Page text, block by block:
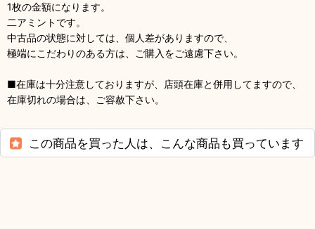
1枚の金額になります。
二アミントです。
中古品の状態に対しては、個人差がありますので、
極端にこだわりのある方は、ご購入をご遠慮下さい。
■在庫は十分注意しておりますが、店頭在庫と併用してますので、
在庫切れの場合は、ご容赦下さい。
この商品を買った人は、こんな商品も買っています